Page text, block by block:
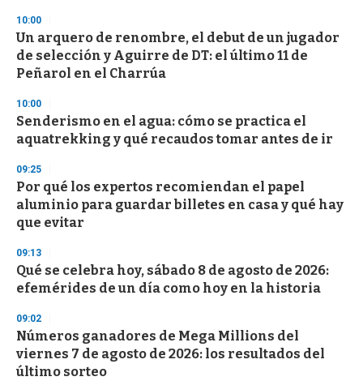
d
s
10:00
Un arquero de renombre, el debut de un jugador
de selección y Aguirre de DT: el último 11 de
Peñarol en el Charrúa
10:00
Senderismo en el agua: cómo se practica el
aquatrekking y qué recaudos tomar antes de ir
09:25
Por qué los expertos recomiendan el papel
aluminio para guardar billetes en casa y qué hay
que evitar
09:13
Qué se celebra hoy, sábado 8 de agosto de 2026:
efemérides de un día como hoy en la historia
09:02
Números ganadores de Mega Millions del
viernes 7 de agosto de 2026: los resultados del
último sorteo